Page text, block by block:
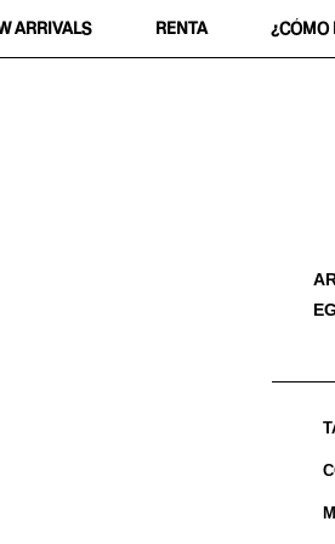
ARRIVALS RENTA ¿CÓMO